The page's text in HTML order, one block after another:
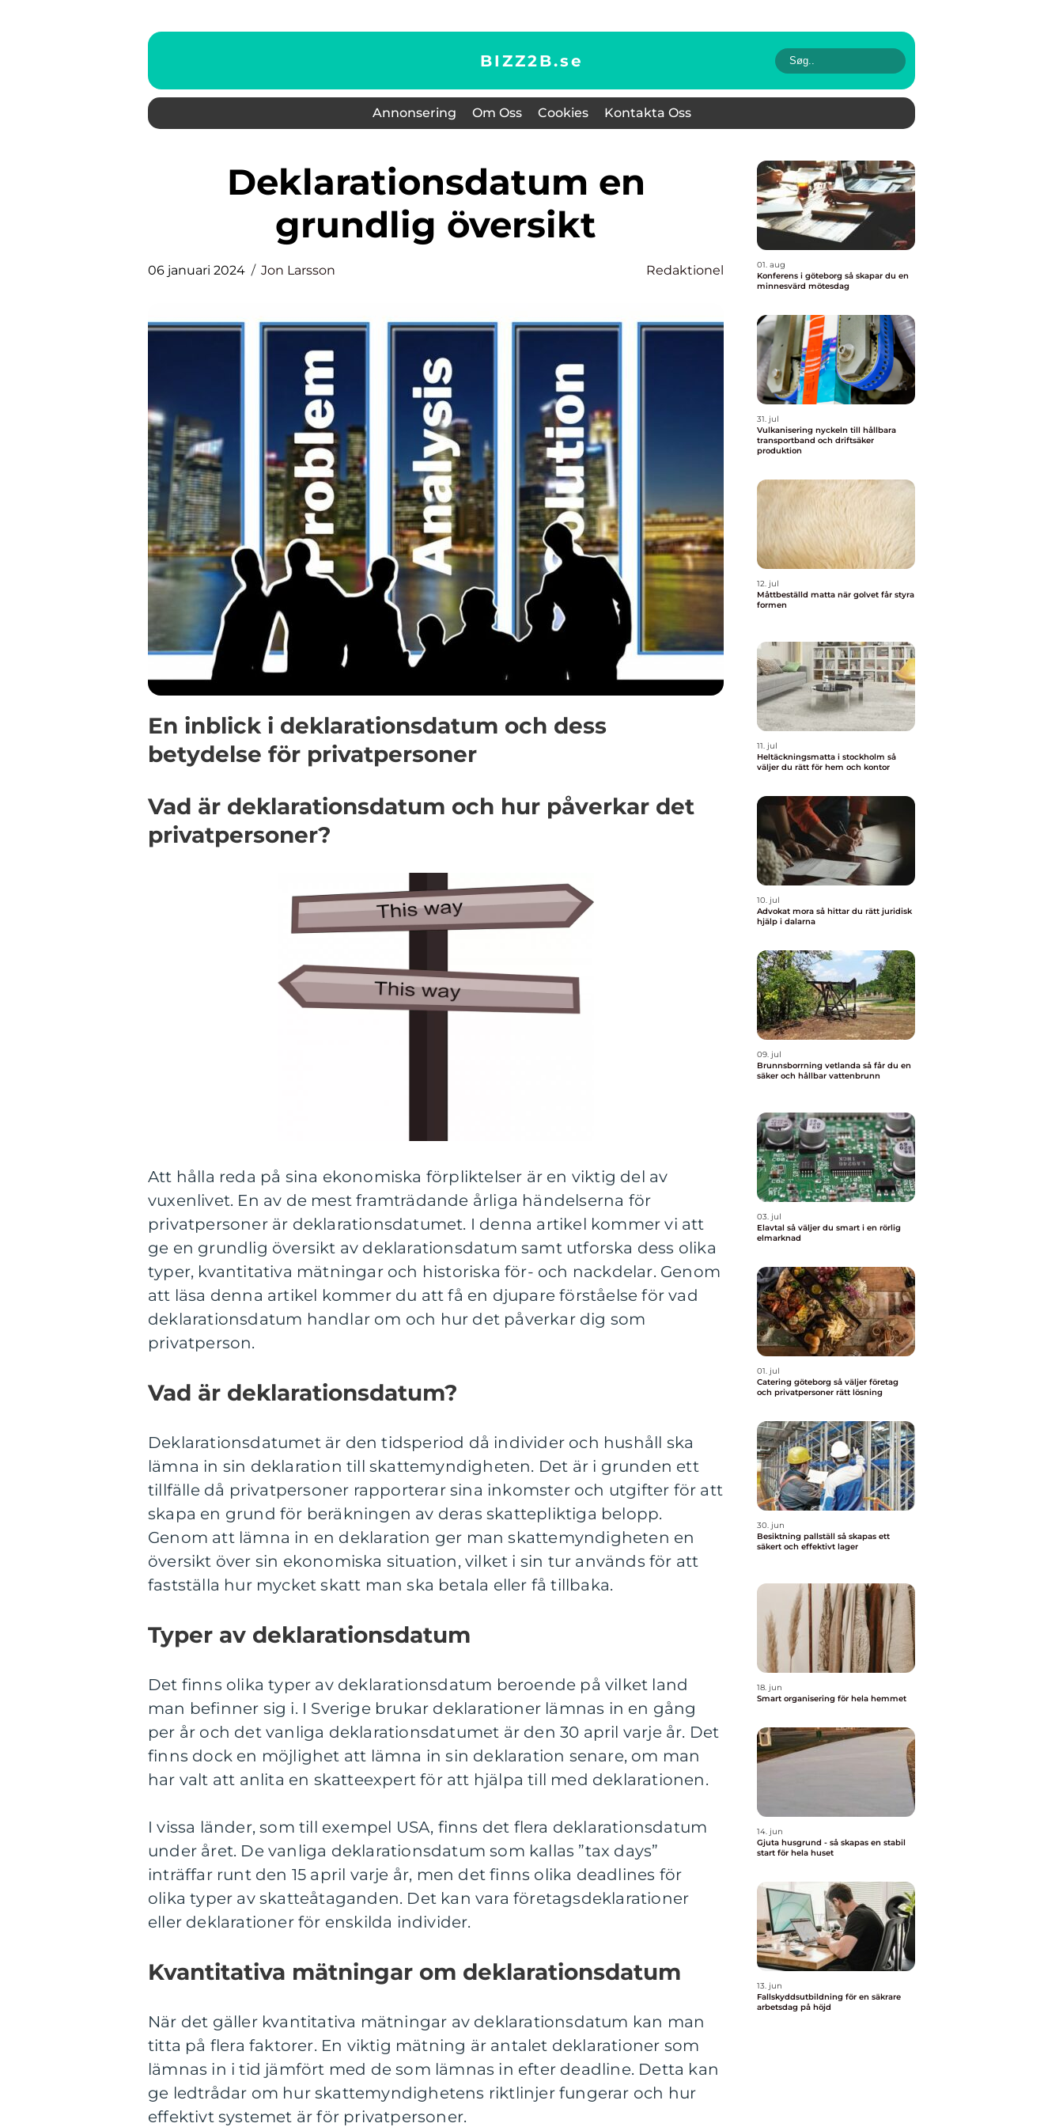
BIZZ2B.se
Annonsering Om Oss Cookies Kontakta Oss
Deklarationsdatum en
grundlig översikt
06 januari 2024 Jon Larsson Redaktionel
En inblick i deklarationsdatum och dess
betydelse för privatpersoner
Vad är deklarationsdatum och hur påverkar det
privatpersoner?
Att hålla reda på sina ekonomiska förpliktelser är en viktig del av
vuxenlivet. En av de mest framträdande årliga händelserna för
privatpersoner är deklarationsdatumet. I denna artikel kommer vi att
ge en grundlig översikt av deklarationsdatum samt utforska dess olika
typer, kvantitativa mätningar och historiska för- och nackdelar. Genom
att läsa denna artikel kommer du att få en djupare förståelse för vad
deklarationsdatum handlar om och hur det påverkar dig som
privatperson.
Vad är deklarationsdatum?
Deklarationsdatumet är den tidsperiod då individer och hushåll ska
lämna in sin deklaration till skattemyndigheten. Det är i grunden ett
tillfälle då privatpersoner rapporterar sina inkomster och utgifter för att
skapa en grund för beräkningen av deras skattepliktiga belopp.
Genom att lämna in en deklaration ger man skattemyndigheten en
översikt över sin ekonomiska situation, vilket i sin tur används för att
fastställa hur mycket skatt man ska betala eller få tillbaka.
Typer av deklarationsdatum
Det finns olika typer av deklarationsdatum beroende på vilket land
man befinner sig i. I Sverige brukar deklarationer lämnas in en gång
per år och det vanliga deklarationsdatumet är den 30 april varje år. Det
finns dock en möjlighet att lämna in sin deklaration senare, om man
har valt att anlita en skatteexpert för att hjälpa till med deklarationen.
I vissa länder, som till exempel USA, finns det flera deklarationsdatum
under året. De vanliga deklarationsdatum som kallas ”tax days”
inträffar runt den 15 april varje år, men det finns olika deadlines för
olika typer av skatteåtaganden. Det kan vara företagsdeklarationer
eller deklarationer för enskilda individer.
Kvantitativa mätningar om deklarationsdatum
När det gäller kvantitativa mätningar av deklarationsdatum kan man
titta på flera faktorer. En viktig mätning är antalet deklarationer som
lämnas in i tid jämfört med de som lämnas in efter deadline. Detta kan
ge ledtrådar om hur skattemyndighetens riktlinjer fungerar och hur
effektivt systemet är för privatpersoner.
01. aug
Konferens i göteborg så skapar du en
minnesvärd mötesdag
31. jul
Vulkanisering nyckeln till hållbara
transportband och driftsäker
produktion
12. jul
Måttbeställd matta när golvet får styra
formen
11. jul
Heltäckningsmatta i stockholm så
väljer du rätt för hem och kontor
10. jul
Advokat mora så hittar du rätt juridisk
hjälp i dalarna
09. jul
Brunnsborrning vetlanda så får du en
säker och hållbar vattenbrunn
03. jul
Elavtal så väljer du smart i en rörlig
elmarknad
01. jul
Catering göteborg så väljer företag
och privatpersoner rätt lösning
30. jun
Besiktning pallställ så skapas ett
säkert och effektivt lager
18. jun
Smart organisering för hela hemmet
14. jun
Gjuta husgrund - så skapas en stabil
start för hela huset
13. jun
Fallskyddsutbildning för en säkrare
arbetsdag på höjd